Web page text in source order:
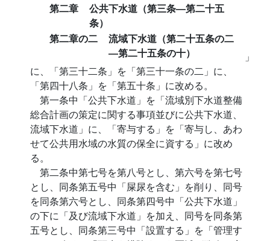
第二章
公共下水道（第三条―第二十五
条）
第二章の二
流域下水道（第二十五条の二
―第二十五条の十）
」
に、「第三十二条」を「第三十一条の二」に、
「第四十八条」を「第五十条」に改める。
第一条中「公共下水道」を「流域別下水道整備
総合計画の策定に関する事項並びに公共下水道、
流域下水道」に、「寄与する」を「寄与し、あわ
せて公共用水域の水質の保全に資する」に改め
る。
第二条中第七号を第八号とし、第六号を第七号
とし、同条第五号中「屎尿を含む」を削り、同号
を同条第六号とし、同条第四号中「公共下水道」
の下に「及び流域下水道」を加え、同号を同条第
五号とし、同条第三号中「設置する」を「管理す